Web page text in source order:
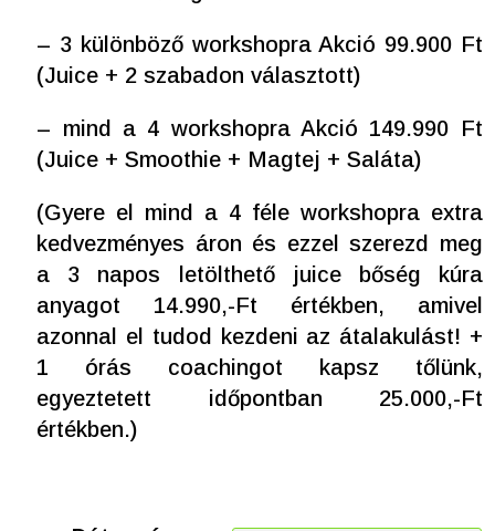
– 3 különböző workshopra Akció 99.900 Ft
(Juice + 2 szabadon választott)
– mind a 4 workshopra Akció 149.990 Ft
(Juice + Smoothie + Magtej + Saláta)
(Gyere el mind a 4 féle workshopra extra
kedvezményes áron és ezzel szerezd meg
a 3 napos letölthető juice bőség kúra
anyagot 14.990,-Ft értékben, amivel
azonnal el tudod kezdeni az átalakulást! +
1 órás coachingot kapsz tőlünk,
egyeztetett időpontban 25.000,-Ft
értékben.)